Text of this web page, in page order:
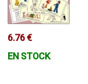
6.76 €
EN STOCK